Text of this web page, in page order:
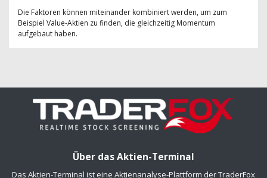
Die Faktoren können miteinander kombiniert werden, um zum
Beispiel Value-Aktien zu finden, die gleichzeitig Momentum
aufgebaut haben.
Über das Aktien-Terminal
Das Aktien-Terminal ist eine Aktienanalyse-Plattform der TraderFox